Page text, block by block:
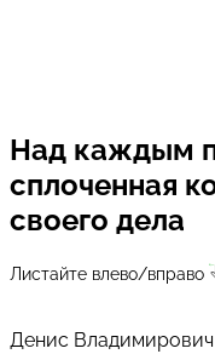
Над каждым
сплоченная
своего дела
Листайте влево/вправо
Денис